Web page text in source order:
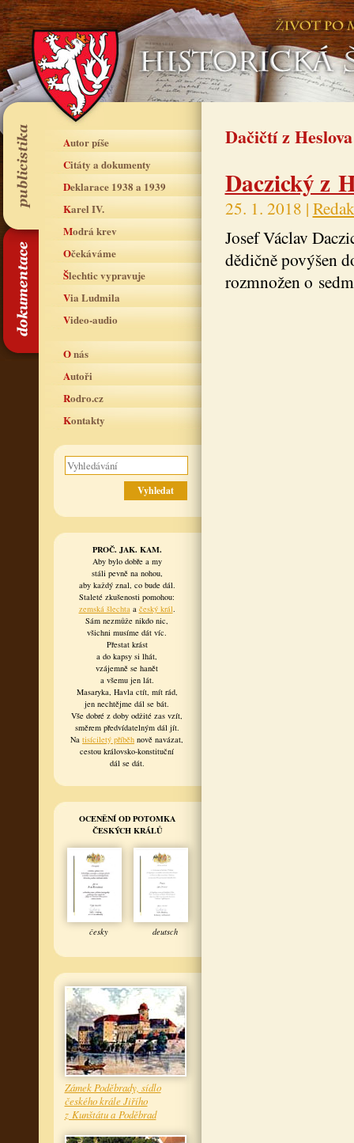
Autor píše
Citáty a dokumenty
Deklarace 1938 a 1939
Karel IV.
Modrá krev
Očekáváme
Šlechtic vypravuje
Via Ludmila
Video-audio
O nás
Autoři
Rodro.cz
Kontakty
PROČ. JAK. KAM.
Aby bylo dobře a my
stáli pevně na nohou,
aby každý znal, co bude dál.
Staleté zkušenosti pomohou:
zemská šlechtaa český král.
Sám nezmůže nikdo nic,
všichni musíme dát víc.
Přestat krást
a do kapsy si lhát,
vzájemně se hanět
a všemu jen lát.
Masaryka, Havla ctít, mít rád,
jen nechtějme dál se bát.
Vše dobré z doby odžité zas vzít,
směrem předvídatelným dál jít.
Na tisíciletý příběh nově navázat,
cestou královsko-konstituční
dál se dát.
OCENĚNÍ OD POTOMKA
ČESKÝCH KRÁLŮ
česky deutsch
Zámek Poděbrady, sídlo
českého krále Jiřího
z Kunštátu a Poděbrad
Dačičtí z Heslova
Daczický z
25. 1. 2018 |
Josef Václav
dědičně povýšen
rozmnožen o